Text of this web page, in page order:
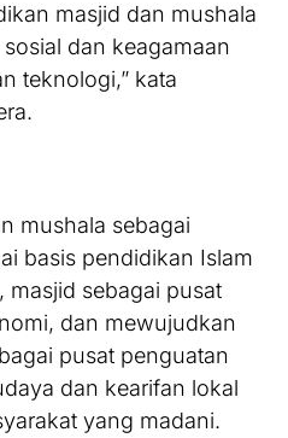
masjid dan mushala
dan keagamaan
teknologi,” kata
mushala sebagai
basis pendidikan Islam
masjid sebagai pusat
dan mewujudkan
pusat penguatan
dan kearifan lokal
yang madani.